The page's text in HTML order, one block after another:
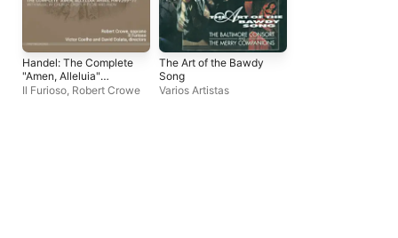
Handel: The Complete
"Amen, Alleluia"
Arias
Il Furioso, Robert Crowe
The Art of the Bawdy
Song
Varios Artistas